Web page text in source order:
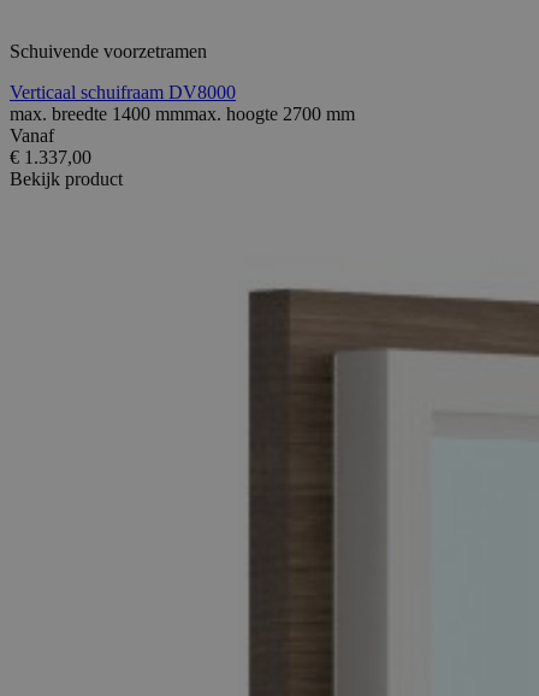
Schuivende voorzetramen
Verticaal schuifraam DV8000
max. breedte 1400 mmmax. hoogte 2700 mm
Vanaf
€ 1.337,00
Bekijk product